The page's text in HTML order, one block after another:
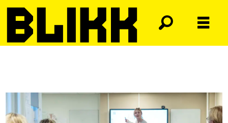
kjønnsidentitet